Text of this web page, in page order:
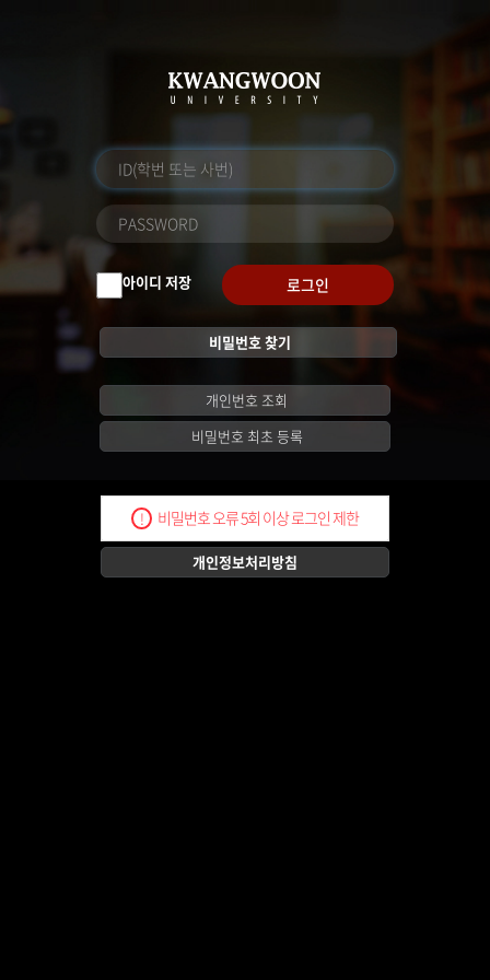
아이디 저장 로그인
비밀번호 찾기
개인번호 조회
비밀번호 최초 등록
! 비밀번호 오류 5회 이상 로그인 제한
개인정보처리방침